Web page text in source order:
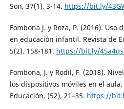
Son, 37(1), 3-14. https://bit.ly/
Fombona J. y Roza, P. (2016).
en educación infantil. Revista de
5(2), 158-181. https://bit.ly/
Fombona, J. y Rodil, F. (2018).
los dispositivos móviles en el
Educación, (52), 21–35. https://